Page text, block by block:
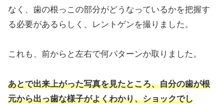
なく、歯の根っこの部分がどうなっているかを把握す
る必要があるらしく、レントゲンを撮りました。
これも、前からと左右で何パターンか取りました。
あとで出来上がった写真を見たところ、自分の歯が根
元から出っ歯な様子がよくわかり、ショックでし